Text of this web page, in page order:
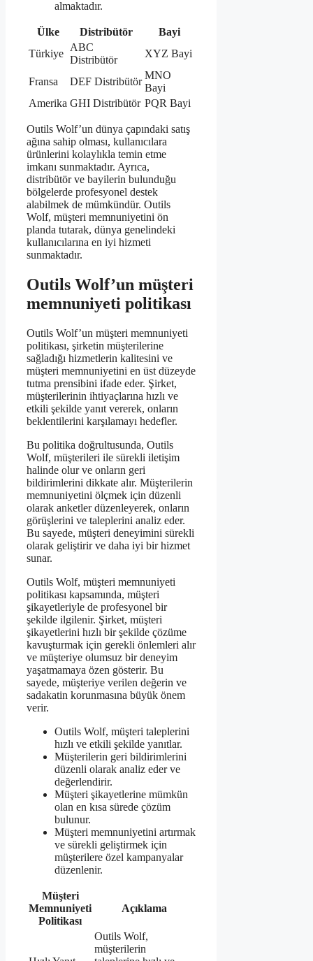
almaktadır.
Ülke Distribütör
Bayi
Türkiye
ABC
Distribütör
XYZ Bayi
Fransa DEF Distribütör
MNO
Bayi
Amerika GHI Distribütör PQR Bayi
Outils Wolf’un dünya çapındaki satış
ağına sahip olması, kullanıcılara
ürünlerini kolaylıkla temin etme
imkanı sunmaktadır. Ayrıca,
distribütör ve bayilerin bulunduğu
bölgelerde profesyonel destek
alabilmek de mümkündür. Outils
Wolf, müşteri memnuniyetini ön
planda tutarak, dünya genelindeki
kullanıcılarına en iyi hizmeti
sunmaktadır.
Outils Wolf’un müşteri
memnuniyeti politikası
Outils Wolf’un müşteri memnuniyeti
politikası, şirketin müşterilerine
sağladığı hizmetlerin kalitesini ve
müşteri memnuniyetini en üst düzeyde
tutma prensibini ifade eder. Şirket,
müşterilerinin ihtiyaçlarına hızlı ve
etkili şekilde yanıt vererek, onların
beklentilerini karşılamayı hedefler.
Bu politika doğrultusunda, Outils
Wolf, müşterileri ile sürekli iletişim
halinde olur ve onların geri
bildirimlerini dikkate alır. Müşterilerin
memnuniyetini ölçmek için düzenli
olarak anketler düzenleyerek, onların
görüşlerini ve taleplerini analiz eder.
Bu sayede, müşteri deneyimini sürekli
olarak geliştirir ve daha iyi bir hizmet
sunar.
Outils Wolf, müşteri memnuniyeti
politikası kapsamında, müşteri
şikayetleriyle de profesyonel bir
şekilde ilgilenir. Şirket, müşteri
şikayetlerini hızlı bir şekilde çözüme
kavuşturmak için gerekli önlemleri alır
ve müşteriye olumsuz bir deneyim
yaşatmamaya özen gösterir. Bu
sayede, müşteriye verilen değerin ve
sadakatin korunmasına büyük önem
verir.
Outils Wolf, müşteri taleplerini
hızlı ve etkili şekilde yanıtlar.
Müşterilerin geri bildirimlerini
düzenli olarak analiz eder ve
değerlendirir.
Müşteri şikayetlerine mümkün
olan en kısa sürede çözüm
bulunur.
Müşteri memnuniyetini artırmak
ve sürekli geliştirmek için
müşterilere özel kampanyalar
düzenlenir.
Müşteri
Memnuniyeti
Politikası
Açıklama
Outils Wolf,
müşterilerin